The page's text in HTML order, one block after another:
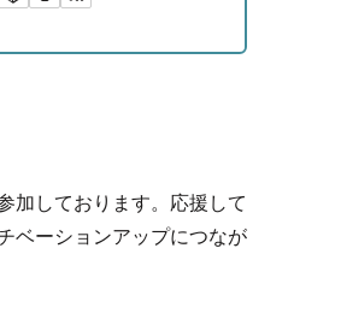
加しております。応援して
ベーションアップにつなが